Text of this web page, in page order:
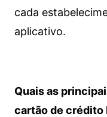
cada
aplicativo.
Quais as
cartão de crédito